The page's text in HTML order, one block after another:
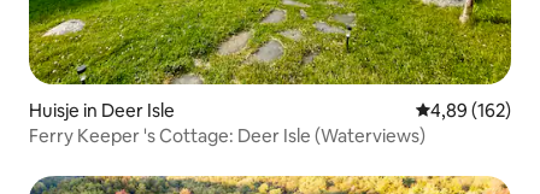
Huisje in Deer Isle Gemiddelde
4,89 (162)
Ferry Keeper 's Cottage: Deer Isle (Waterviews)